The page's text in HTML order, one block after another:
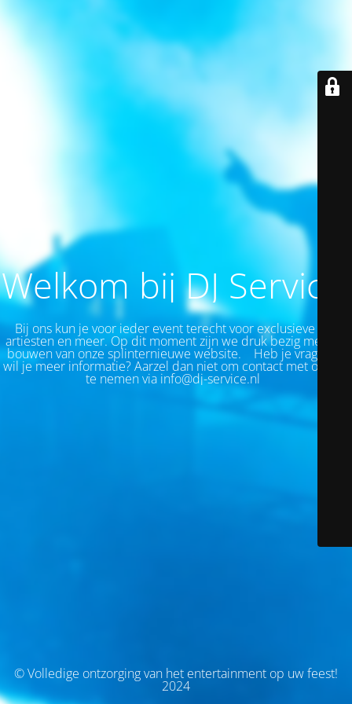
Welkom bij DJ Service!
Bij ons kun je voor ieder eventterecht voor exclusieve top
artiesten en meer. Op dit moment zijn we druk bezig met het
bouwen van onze splinternieuwe website. Heb je vragen of
wil je meer informatie? Aarzel dan niet om contact met ons op
te nemen via info@dj-service.nl
© Volledige ontzorging van het entertainment op uw feest!
2024